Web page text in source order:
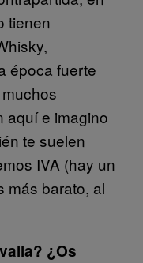
tienen
época fuerte
aquí e imagino
te suelen
IVA (hay un
más barato, al
¿Os